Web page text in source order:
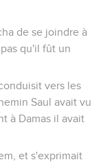
de se joindre à
qu'il fût un
vers les
Saul avait vu
à Damas il avait
et s'exprimait